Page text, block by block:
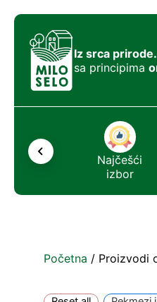
Iz srca prirode.
sa principima
Ostalo
Najčešći
izbor
Početna / Proizvodi